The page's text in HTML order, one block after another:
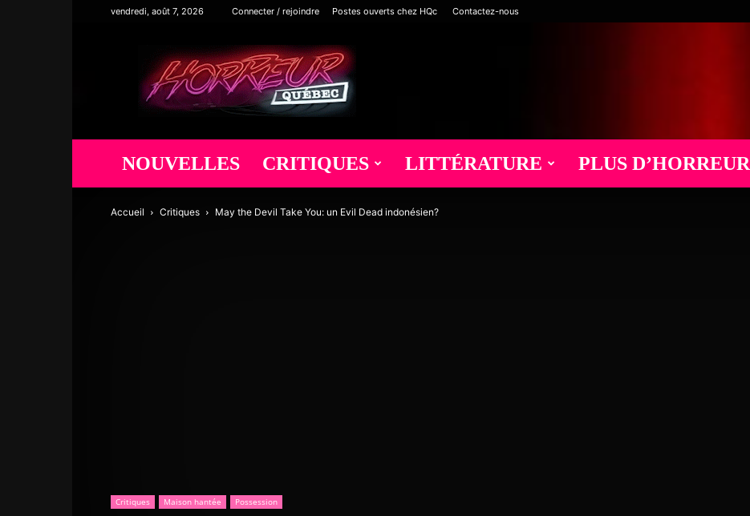
vendredi, août 7, 2026 Connecter / rejoindre Postes ouverts chez HQc Contactez-nous
Horreur
Québec
NOUVELLES CRITIQUES LITTÉRATURE PLUS D’HORREUR
Accueil Critiques May the Devil Take You: un Evil Dead indonésien?
Critiques Maison hantée Possession